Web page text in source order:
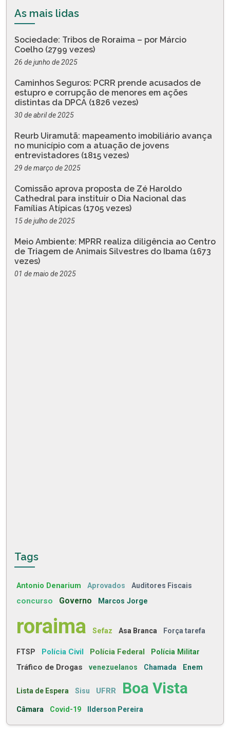
As mais lidas
Sociedade: Tribos de Roraima – por Márcio
Coelho (2799 vezes)
26 de junho de 2025
Caminhos Seguros: PCRR prende acusados de
estupro e corrupção de menores em ações
distintas da DPCA (1826 vezes)
30 de abril de 2025
Reurb Uiramutã: mapeamento imobiliário avança
no município com a atuação de jovens
entrevistadores (1815 vezes)
29 de março de 2025
Comissão aprova proposta de Zé Haroldo
Cathedral para instituir o Dia Nacional das
Famílias Atípicas (1705 vezes)
15 de julho de 2025
Meio Ambiente: MPRR realiza diligência ao Centro
de Triagem de Animais Silvestres do Ibama (1673
vezes)
01 de maio de 2025
Tags
Antonio Denarium Aprovados Auditores Fiscais
concurso Governo Marcos Jorge
roraima Sefaz Asa Branca Força tarefa
FTSP Polícia Civil Polícia Federal Polícia Militar
Tráfico de Drogas venezuelanos Chamada Enem
Lista de Espera Sisu UFRR Boa Vista
Câmara Covid-19 Ilderson Pereira